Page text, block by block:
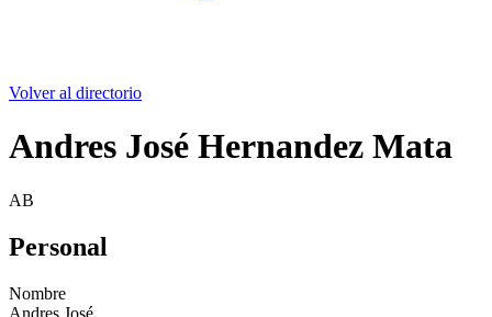
Volver al directorio
Andres José Hernandez Mata
AB
Personal
Nombre
Andres José